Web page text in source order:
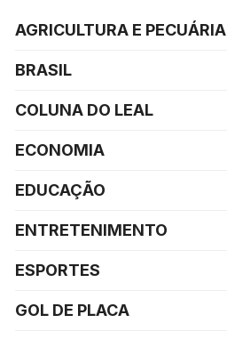
AGRICULTURA E PECUÁRIA
BRASIL
COLUNA DO LEAL
ECONOMIA
EDUCAÇÃO
ENTRETENIMENTO
ESPORTES
GOL DE PLACA